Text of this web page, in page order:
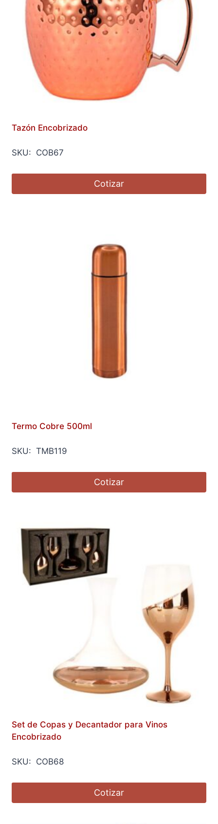
Tazón Encobrizado
SKU: COB67
Cotizar
Termo Cobre 500ml
SKU: TMB119
Cotizar
Set de Copas y Decantador para Vinos
Encobrizado
SKU: COB68
Cotizar